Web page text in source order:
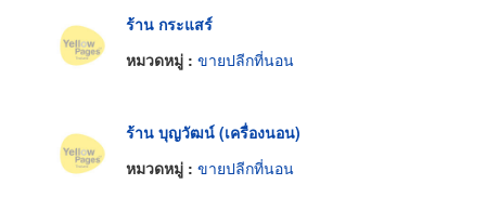
ร้าน กระแสร์
หมวดหมู่ : ขายปลีกที่นอน
ร้าน บุญวัฒน์ (เครื่องนอน)
หมวดหมู่ : ขายปลีกที่นอน